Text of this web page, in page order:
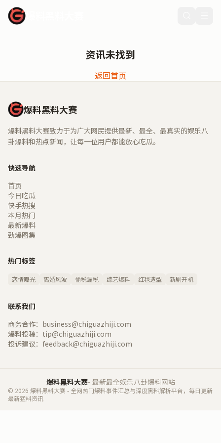
资讯未找到
返回首页
爆料黑料大赛
爆料黑料大赛致力于为广大网民提供最新、最全、最真实的娱乐八
卦爆料和热点新闻，让每一位用户都能放心吃瓜。
快速导航
首页
今日吃瓜
快手热搜
本月热门
最新爆料
劲爆图集
热门标签
恋情曝光 离婚风波 偷税漏税 综艺爆料 红毯造型 新剧开机
联系我们
商务合作：business@chiguazhiji.com
爆料投稿：tip@chiguazhiji.com
投诉建议：feedback@chiguazhiji.com
爆料黑料大赛- 最新最全娱乐八卦爆料网站
© 2026 爆料黑料大赛 - 全网热门爆料事件汇总与深度黑料解析平台，每日更新
最新猛料资讯